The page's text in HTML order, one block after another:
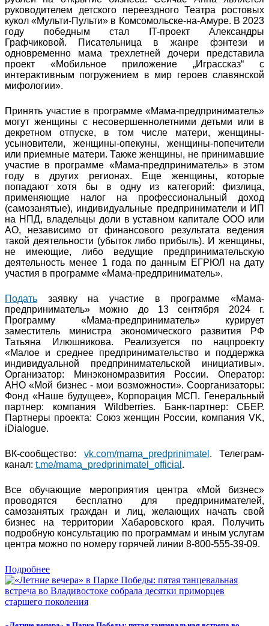
руководителем детского переездного Театра ростовых
кукол «Мульти-Пульти» в Комсомольске-на-Амуре. В 2023
году победным стал IT-проект Александры
Графчиковой. Писательница в жанре фэнтези и
одновременно мама трехлетней дочери представила
проект «Мобильное приложение „Играссказ“ с
интерактивным погружением в мир героев славянской
мифологии».
Принять участие в программе «Мама-предприниматель»
могут женщины с несовершеннолетними детьми или в
декретном отпуске, в том числе матери, женщины-
усыновители, женщины-опекуны, женщины-попечители
или приемные матери. Также женщины, не принимавшие
участие в программе «Мама-предприниматель» в этом
году в других регионах. Еще женщины, которые
попадают хотя бы в одну из категорий: физлица,
применяющие налог на профессиональный доход
(самозанятые), индивидуальные предприниматели и ИП
на НПД, владельцы доли в уставном капитале ООО или
АО, независимо от финансового результата ведения
такой деятельности (убыток либо прибыль). И женщины,
не имеющие, либо ведущие предпринимательскую
деятельность менее 1 года по данным ЕГРЮЛ на дату
участия в программе «Мама-предприниматель».
Подать заявку на участие в программе «Мама-
предприниматель» можно до 13 сентября 2024 г.
Программу «Мама-предприниматель» курирует
заместитель министра экономического развития РФ
Татьяна Илюшникова. Реализуется по нацпроекту
«Малое и среднее предпринимательство и поддержка
индивидуальной предпринимательской инициативы».
Организатор: Минэкономразвития России. Оператор:
АНО «Мой бизнес - мои возможности». Соорганизаторы:
Фонд «Наше будущее», Корпорация МСП. Генеральный
партнер: компания Wildberries. Банк-партнер: СБЕР.
Партнеры проекта: Союз женщин России, компания VK,
iDialogue.
ВК-сообщество: vk.com/mama_predprinimatel . Телеграм-
канал: t.me/mama_predprinimatel_official .
Все обучающие мероприятия центра «Мой бизнес»
проводятся бесплатно для предпринимателей,
самозанятых граждан и лиц, желающих начать свой
бизнес на территории Хабаровского края. Получить
подробную консультацию по программам и иным услугам
центра можно по номеру горячей линии 8-800-555-39-09.
Подробнее